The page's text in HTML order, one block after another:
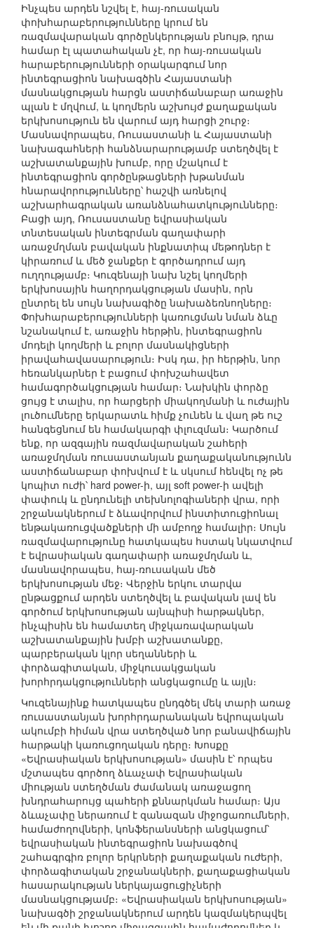
Ինչպես արդեն նշվել է, հայ-ռուսական
փոխհարաբերությունները կրում են
ռազմավարական գործընկերության բնույթ, դրա
համար էլ պատահական չէ, որ հայ-ռուսական
հարաբերությունների օրակարգում նոր
ինտեգրացիոն նախագծին Հայաստանի
մասնակցության հարցն աստիճանաբար առաջին
պլան է մղվում, և կողմերն աշխույժ քաղաքական
երկխոսություն են վարում այդ հարցի շուրջ։
Մասնավորապես, Ռուսաստանի և Հայաստանի
նախագահների հանձնարարությամբ ստեղծվել է
աշխատանքային խումբ, որը մշակում է
ինտեգրացիոն գործընթացների խթանման
հնարավորությունները՝ հաշվի առնելով
աշխարհագրական առանձնահատկությունները։
Բացի այդ, Ռուսաստանը եվրասիական
տնտեսական ինտեգրման գաղափարի
առաջմղման բավական ինքնատիպ մեթոդներ է
կիրառում և մեծ ջանքեր է գործադրում այդ
ուղղությամբ։ Կուզենայի նախ նշել կողմերի
երկխոսային հաղորդակցության մասին, որն
ընտրել են սույն նախագիծը նախաձեռնողները։
Փոխհարաբերությունների կառուցման նման ձևը
նշանակում է, առաջին հերթին, ինտեգրացիոն
մոդելի կողմերի և բոլոր մասնակիցների
իրավահավասարություն։ Իսկ դա, իր հերթին, նոր
հեռանկարներ է բացում փոխշահավետ
համագործակցության համար։ Նախկին փորձը
ցույց է տալիս, որ հարցերի միակողմանի և ուժային
լուծումները երկարատև հիմք չունեն և վաղ թե ուշ
հանգեցնում են համակարգի փլուզման։ Կարծում
ենք, որ ազգային ռազմավարական շահերի
առաջմղման ռուսաստանյան քաղաքականությունն
աստիճանաբար փոխվում է և սկսում հենվել ոչ թե
կոպիտ ուժի՝ hard power-ի, այլ soft power-ի ավելի
փափուկ և ընդունելի տեխնոլոգիաների վրա, որի
շրջանակներում է ձևավորվում ինստիտուցիոնալ
ենթակառուցվածքների մի ամբողջ համալիր։ Սույն
ռազմավարությունը հատկապես հստակ նկատվում
է եվրասիական գաղափարի առաջմղման և,
մասնավորապես, հայ-ռուսական մեծ
երկխոսության մեջ։ Վերջին երկու տարվա
ընթացքում արդեն ստեղծվել և բավական լավ են
գործում երկխոսության այնպիսի հարթակներ,
ինչպիսին են համատեղ միջկառավարական
աշխատանքային խմբի աշխատանքը,
պարբերական կլոր սեղանների և
փորձագիտական, միջկուսակցական
խորհրդակցությունների անցկացումը և այլն։
Կուզենայինք հատկապես ընդգծել մեկ տարի առաջ
ռուսաստանյան խորհրդարանական եվրոպական
ակումբի հիման վրա ստեղծված նոր բանավիճային
հարթակի կառուցողական դերը։ Խոսքը
«Եվրասիական երկխոսության» մասին է՝ որպես
մշտապես գործող ձևաչափ Եվրասիական
միության ստեղծման ժամանակ առաջացող
խնդրահարույց պահերի քննարկման համար։ Այս
ձևաչափը ներառում է զանազան միջոցառումների,
համաժողովների, կոնֆերանսների անցկացում՝
եվրասիական ինտեգրացիոն նախագծով
շահագրգիռ բոլոր երկրների քաղաքական ուժերի,
փորձագիտական շրջանակների, քաղաքացիական
հասարակության ներկայացուցիչների
մասնակցությամբ։ «Եվրասիական երկխոսության»
նախագծի շրջանակներում արդեն կազմակերպվել